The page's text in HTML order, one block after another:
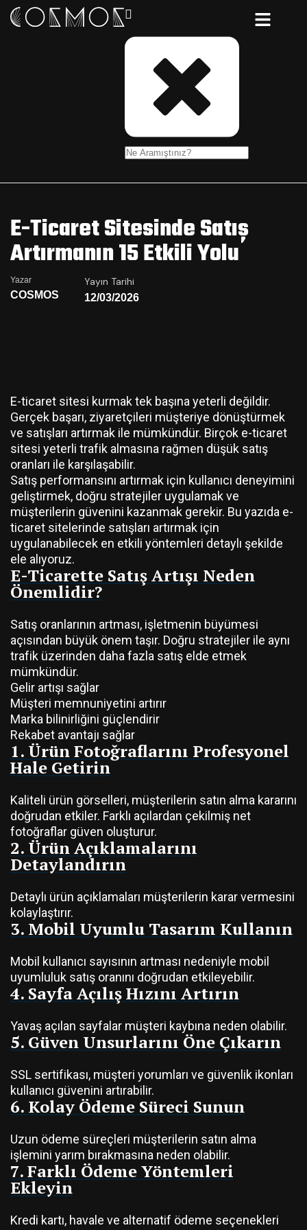
E-Ticaret Sitesinde Satış
Artırmanın 15 Etkili Yolu
Yazar
COSMOS
Yayın Tarihi
12/03/2026
E-ticaret sitesi kurmak tek başına yeterli değildir.
Gerçek başarı, ziyaretçileri müşteriye dönüştürmek
ve satışları artırmak ile mümkündür. Birçok e-ticaret
sitesi yeterli trafik almasına rağmen düşük satış
oranları ile karşılaşabilir.
Satış performansını artırmak için kullanıcı deneyimini
geliştirmek, doğru stratejiler uygulamak ve
müşterilerin güvenini kazanmak gerekir. Bu yazıda e-
ticaret sitelerinde satışları artırmak için
uygulanabilecek en etkili yöntemleri detaylı şekilde
ele alıyoruz.
E-Ticarette Satış Artışı Neden
Önemlidir?
Satış oranlarının artması, işletmenin büyümesi
açısından büyük önem taşır. Doğru stratejiler ile aynı
trafik üzerinden daha fazla satış elde etmek
mümkündür.
Gelir artışı sağlar
Müşteri memnuniyetini artırır
Marka bilinirliğini güçlendirir
Rekabet avantajı sağlar
1. Ürün Fotoğraflarını Profesyonel
Hale Getirin
Kaliteli ürün görselleri, müşterilerin satın alma kararını
doğrudan etkiler. Farklı açılardan çekilmiş net
fotoğraflar güven oluşturur.
2. Ürün Açıklamalarını
Detaylandırın
Detaylı ürün açıklamaları müşterilerin karar vermesini
kolaylaştırır.
3. Mobil Uyumlu Tasarım Kullanın
Mobil kullanıcı sayısının artması nedeniyle mobil
uyumluluk satış oranını doğrudan etkileyebilir.
4. Sayfa Açılış Hızını Artırın
Yavaş açılan sayfalar müşteri kaybına neden olabilir.
5. Güven Unsurlarını Öne Çıkarın
SSL sertifikası, müşteri yorumları ve güvenlik ikonları
kullanıcı güvenini artırabilir.
6. Kolay Ödeme Süreci Sunun
Uzun ödeme süreçleri müşterilerin satın alma
işlemini yarım bırakmasına neden olabilir.
7. Farklı Ödeme Yöntemleri
Ekleyin
Kredi kartı, havale ve alternatif ödeme seçenekleri